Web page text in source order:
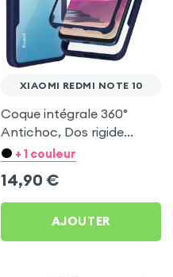
XIAOMI REDMI NOTE 10
Coque intégrale 360°
Antichoc, Dos rigide
Transparent et contour
Xiaomi Redmi Note 10
+ 1 couleur
14,90 €
AJOUTER